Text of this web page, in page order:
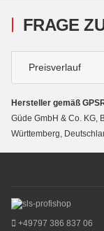
FRAGE
Preisverlauf
Hersteller gemäß
Güde GmbH & Co. KG,
Württemberg,
+49797 386 837 06